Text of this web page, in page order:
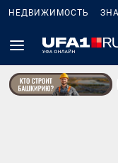
НЕДВИЖИМОСТЬ